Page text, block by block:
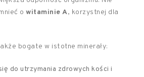
o witaminie A, korzystnej dla
bogate w istotne minerały:
do utrzymania zdrowych kości i